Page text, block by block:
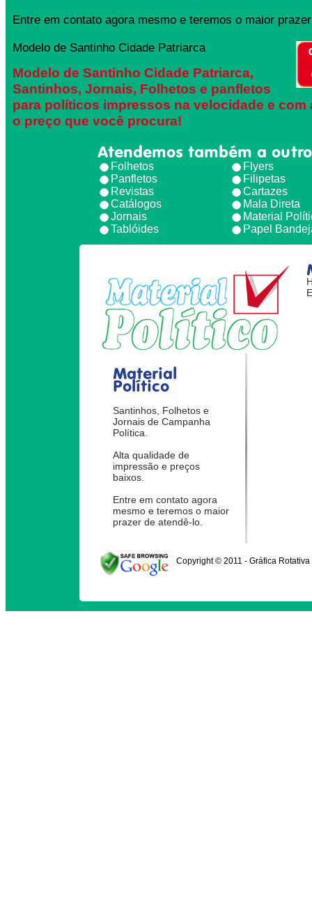
Entre em contato agora mesmo e teremos o maior
Modelo de Santinho Cidade Patriarca
Modelo de Santinho Cidade Patriarca,
Santinhos, Jornais, Folhetos e panfletos
para políticos impressos na velocidade e com
o preço que você procura!
Atendemos também a
Folhetos
Panfletos
Revistas
Catálogos
Jornais
Tablóides
Flyers
Filipetas
Cartazes
Mala Direta
Material
Papel
Material
Político
Santinhos, Folhetos e
Jornais de Campanha
Política.
Alta qualidade de
impressão e preços
baixos.
Entre em contato agora
mesmo e teremos o maior
prazer de atendê-lo.
Copyright © 2011 - Gráfica